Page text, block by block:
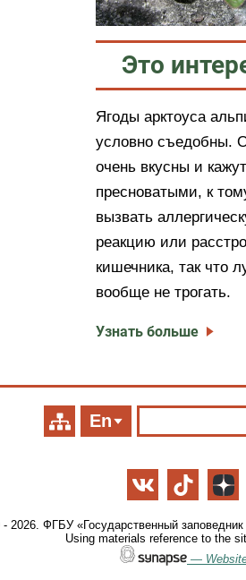
Это
Ягоды арктоуса
условно съедобны.
очень вкусны и
пресноватыми, к
вызвать
реакцию или
кишечника, так что
вообще не трогать.
Узнать больше
En
- 2026. ФГБУ «Государственный
Using materials reference to the
—